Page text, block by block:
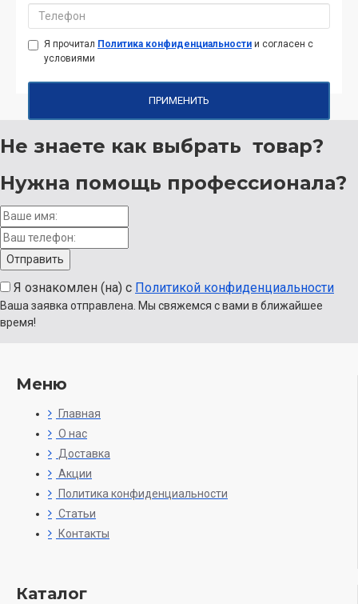
Я прочитал Политика конфиденциальности и согласен с
условиями
ПРИМЕНИТЬ
Не знаете как выбрать товар?
Нужна помощь профессионала?
Я ознакомлен (на) с Политикой конфиденциальности
Ваша заявка отправлена. Мы свяжемся с вами в ближайшее
время!
Меню
Главная
О нас
Доставка
Акции
Политика конфиденциальности
Статьи
Контакты
Каталог